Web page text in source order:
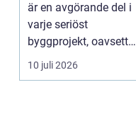
är en avgörande del i
varje seriöst
byggprojekt, oavsett
om det handlar om en
10 juli 2026